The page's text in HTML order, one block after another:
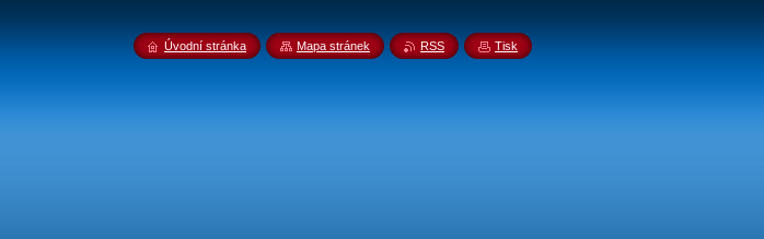
Úvodní stránka Mapa stránek RSS Tisk